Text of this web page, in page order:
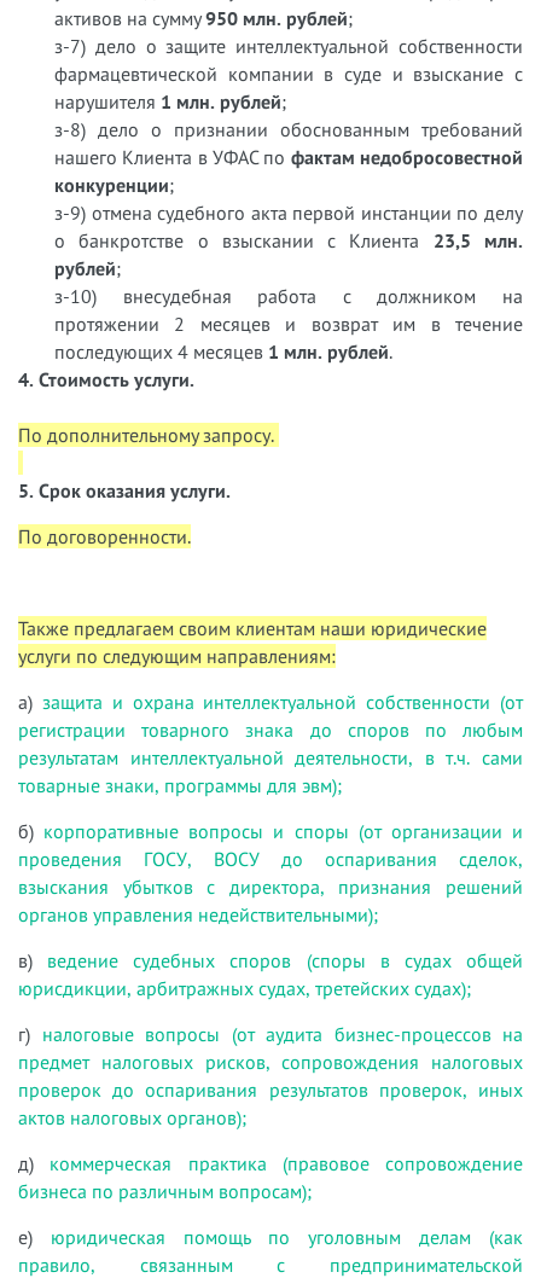
активов на сумму950 млн. рублей;
з-7) дело о защите интеллектуальной собственности
фармацевтической компании в суде и взыскание с
нарушителя 1 млн. рублей;
з-8) дело о признании обоснованным требований
нашего Клиента в УФАС по фактам недобросовестной
конкуренции;
з-9) отмена судебного акта первой инстанции по делу
о банкротстве о взыскании с Клиента 23,5 млн.
рублей;
з-10) внесудебная работа с должником на
протяжении 2 месяцев и возврат им в течение
последующих 4 месяцев 1 млн. рублей.
4. Стоимость услуги.
По дополнительному запросу.
5. Срок оказания услуги.
По договоренности.
Также предлагаем своим клиентам наши юридические
услуги по следующим направлениям:
а) защита и охрана интеллектуальной собственности (от
регистрации товарного знака до споров по любым
результатам интеллектуальной деятельности, в т.ч. сами
товарные знаки, программы для эвм);
б) корпоративные вопросы и споры (от организации и
проведения ГОСУ, ВОСУ до оспаривания сделок,
взыскания убытков с директора, признания решений
органов управления недействительными);
в) ведение судебных споров (споры в судах общей
юрисдикции, арбитражных судах, третейских судах);
г) налоговые вопросы (от аудита бизнес-процессов на
предмет налоговых рисков, сопровождения налоговых
проверок до оспаривания результатов проверок, иных
актов налоговых органов);
д) коммерческая практика (правовое сопровождение
бизнеса по различным вопросам);
е) юридическая помощь по уголовным делам (как
правило, связанным с предпринимательской